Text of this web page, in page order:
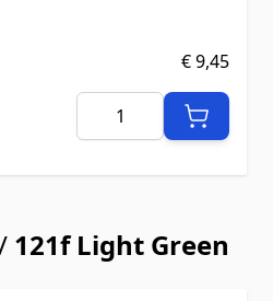
€ 9,45
Aantal
121f Light Green